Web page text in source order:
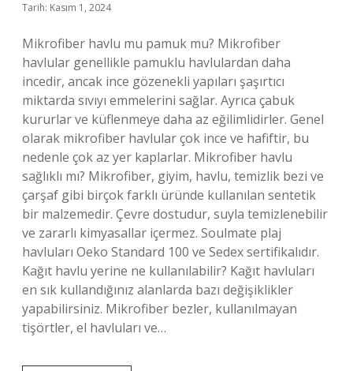
Tarih: Kasım 1, 2024
Mikrofiber havlu mu pamuk mu? Mikrofiber
havlular genellikle pamuklu havlulardan daha
incedir, ancak ince gözenekli yapıları şaşırtıcı
miktarda sıvıyı emmelerini sağlar. Ayrıca çabuk
kururlar ve küflenmeye daha az eğilimlidirler. Genel
olarak mikrofiber havlular çok ince ve hafiftir, bu
nedenle çok az yer kaplarlar. Mikrofiber havlu
sağlıklı mı? Mikrofiber, giyim, havlu, temizlik bezi ve
çarşaf gibi birçok farklı üründe kullanılan sentetik
bir malzemedir. Çevre dostudur, suyla temizlenebilir
ve zararlı kimyasallar içermez. Soulmate plaj
havluları Oeko Standard 100 ve Sedex sertifikalıdır.
Kağıt havlu yerine ne kullanılabilir? Kağıt havluları
en sık kullandığınız alanlarda bazı değişiklikler
yapabilirsiniz. Mikrofiber bezler, kullanılmayan
tişörtler, el havluları ve…